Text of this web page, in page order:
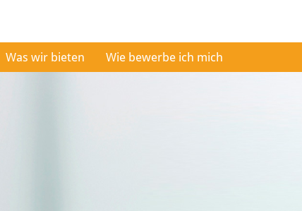
Was wir bieten Wie bewerbe ich mich